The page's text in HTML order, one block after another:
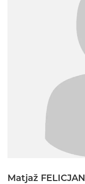
Matjaž FELICJAN